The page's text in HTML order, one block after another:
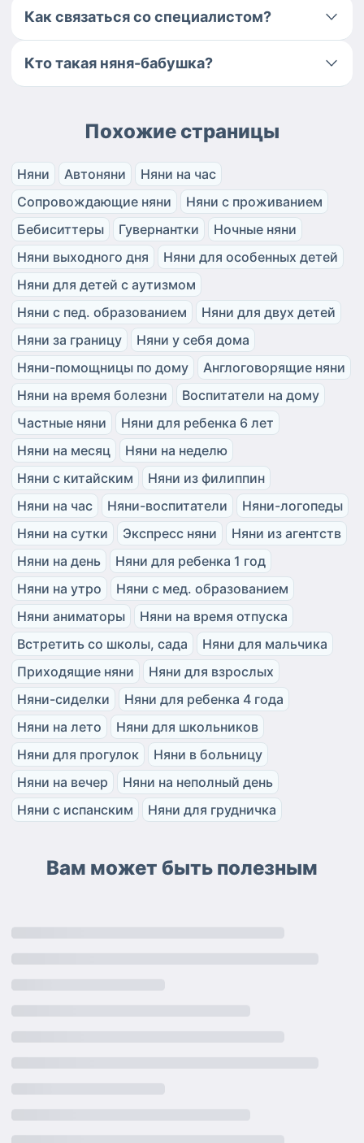
Как связаться со специалистом?
Кто такая няня-бабушка?
Похожие страницы
Няни Автоняни
Няни на час
Сопровождающие няни
Няни с проживанием
Бебиситтеры
Гувернантки
Ночные няни
Няни выходного дня
Няни для особенных детей
Няни для детей с аутизмом
Няни с пед. образованием
Няни для двух детей
Няни за границу
Няни у себя дома
Няни-помощницы по дому
Англоговорящие няни
Няни на время болезни
Воспитатели на дому
Частные няни
Няни для ребенка 6 лет
Няни на месяц
Няни на неделю
Няни с китайским
Няни из филиппин
Няни на час
Няни-воспитатели
Няни-логопеды
Няни на сутки
Экспресс няни
Няни из агентств
Няни на день
Няни для ребенка 1 год
Няни на утро
Няни с мед. образованием
Няни аниматоры
Няни на время отпуска
Встретить со школы, сада
Няни для мальчика
Приходящие няни
Няни для взрослых
Няни-сиделки
Няни для ребенка 4 года
Няни на лето
Няни для школьников
Няни для прогулок
Няни в больницу
Няни на вечер
Няни на неполный день
Няни с испанским
Няни для грудничка
Вам может быть полезным